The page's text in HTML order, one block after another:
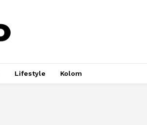
Lifestyle Kolom